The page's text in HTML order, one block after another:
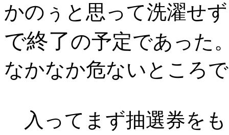
かのぅと思って洗濯せ
で終了の予定であった
なかなか危ないところ
入ってまず抽選券をも